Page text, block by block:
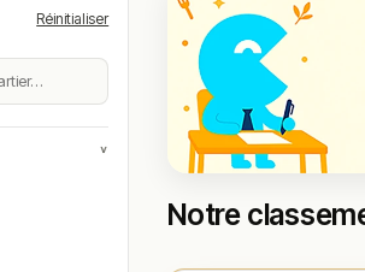
Réinitialiser
˅
Notre